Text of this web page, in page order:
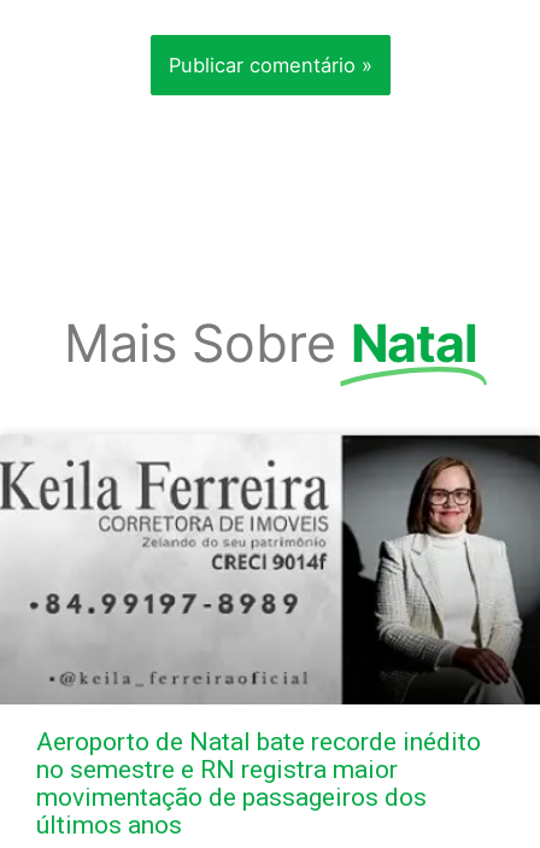
Mais Sobre Natal
Aeroporto de Natal bate recorde inédito
no semestre e RN registra maior
movimentação de passageiros dos
últimos anos